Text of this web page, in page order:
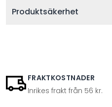
Produktsäkerhet
FRAKTKOSTNADER
Inrikes frakt från 56 kr.